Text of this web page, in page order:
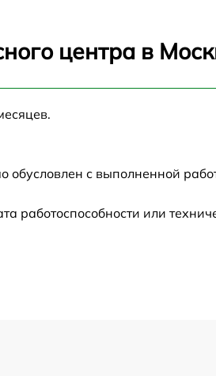
центра в
с выполненной
работоспособности или